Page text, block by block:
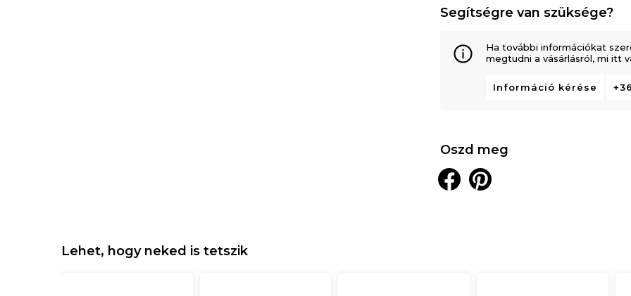
Segítségre van szüksége?
Ha további információkat
megtudni a vásárlásról, mi itt
Információ kérése
Oszd meg
Lehet, hogy neked is tetszik